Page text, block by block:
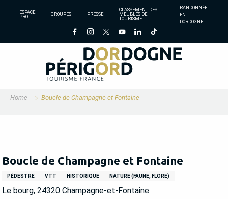
principal
ESPACE
PRO
GROUPES PRESSE
CLASSEMENT DES
MEUBLÉS DE
TOURISME
RANDONNÉE
EN
DORDOGNE
Home Boucle de Champagne et Fontaine
Boucle de Champagne et Fontaine
PÉDESTRE VTT HISTORIQUE NATURE (FAUNE, FLORE)
Le bourg, 24320 Champagne-et-Fontaine